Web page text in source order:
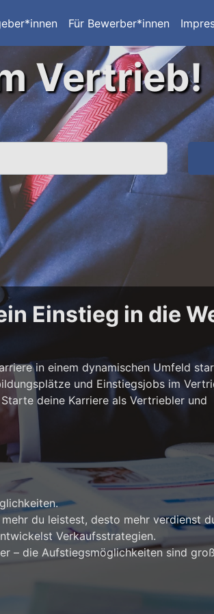
Für Bewerber*innen
Vertrieb!
Einstieg in die
in einem dynamischen Umfeld
und Einstiegsjobs im
deine Karriere als Vertriebler und
du leistest, desto mehr verdienst
Verkaufsstrategien.
– die Aufstiegsmöglichkeiten sind